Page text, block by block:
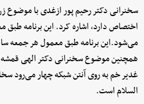
سخنرانی دکتر رحیم پور ازغدی با موضوع
غدیر خم به روی آنتن شبکه چهار می‌رود
السلام است.